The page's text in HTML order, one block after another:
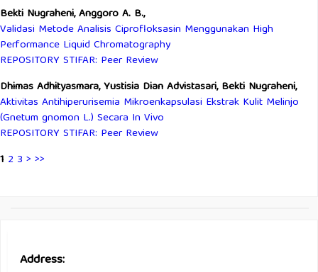
Bekti Nugraheni, Anggoro A. B.,
Validasi Metode Analisis Ciprofloksasin Menggunakan High
Performance Liquid Chromatography
REPOSITORY STIFAR: Peer Review
Dhimas Adhityasmara, Yustisia Dian Advistasari, Bekti Nugraheni,
Aktivitas Antihiperurisemia Mikroenkapsulasi Ekstrak Kulit Melinjo
(Gnetum gnomon L.) Secara In Vivo
REPOSITORY STIFAR: Peer Review
1 2 3 > >>
Address: